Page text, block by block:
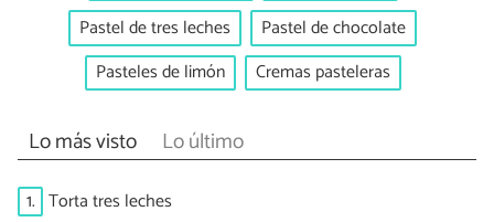
Pastel de tres leches
Pastel de chocolate
Pasteles de limón
Cremas pasteleras
Lo más visto Lo último
1. Torta tres leches